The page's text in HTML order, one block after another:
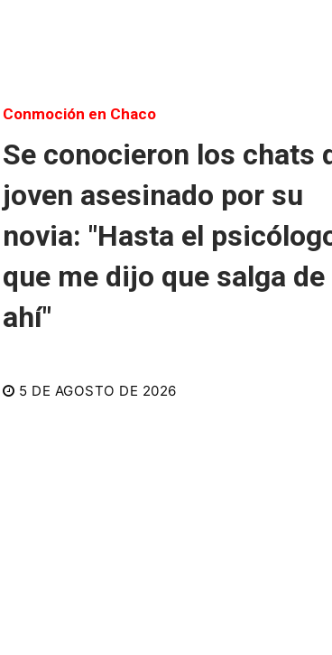
Conmoción en Chaco
Se conocieron los chats
joven asesinado por su
novia: "Hasta el
que me dijo que salga de
ahí"
5 DE AGOSTO DE 2026